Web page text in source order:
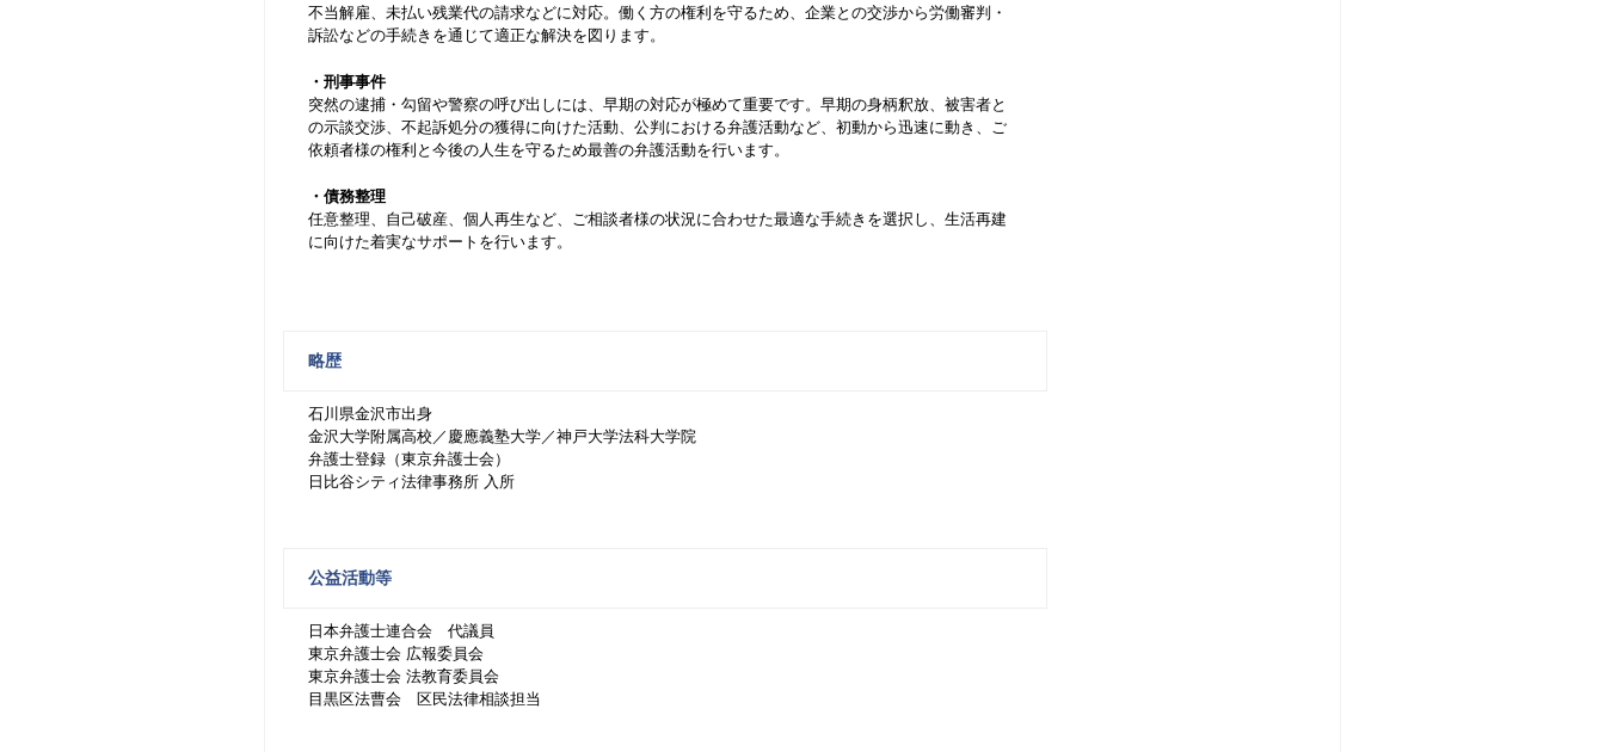
不当解雇、未払い残業代の請求などに対応。働く方の権利を守るため、企業との交渉から労働審判・
訴訟などの手続きを通じて適正な解決を図ります。
・刑事事件
突然の逮捕・勾留や警察の呼び出しには、早期の対応が極めて重要です。早期の身柄釈放、被害者と
の示談交渉、不起訴処分の獲得に向けた活動、公判における弁護活動など、初動から迅速に動き、ご
依頼者様の権利と今後の人生を守るため最善の弁護活動を行います。
・債務整理
任意整理、自己破産、個人再生など、ご相談者様の状況に合わせた最適な手続きを選択し、生活再建
に向けた着実なサポートを行います。
略歴
石川県金沢市出身
金沢大学附属高校／慶應義塾大学／神戸大学法科大学院
弁護士登録（東京弁護士会）
日比谷シティ法律事務所 入所
公益活動等
日本弁護士連合会 代議員
東京弁護士会 広報委員会
東京弁護士会 法教育委員会
目黒区法曹会 区民法律相談担当